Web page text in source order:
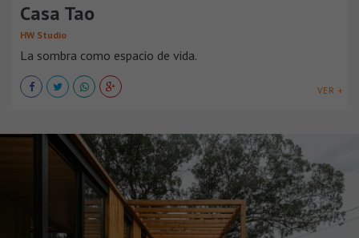
Casa Tao
HW Studio
La sombra como espacio de vida.
VER +